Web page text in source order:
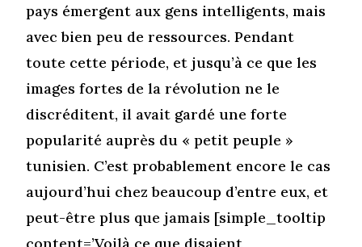
pays émergent aux gens intelligents, mais
avec bien peu de ressources. Pendant
toute cette période, et jusqu’à ce que les
images fortes de la révolution ne le
discréditent, il avait gardé une forte
popularité auprès du « petit peuple »
tunisien. C’est probablement encore le cas
aujourd’hui chez beaucoup d’entre eux, et
peut-être plus que jamais [simple_tooltip
content=’Voilà ce que disaient